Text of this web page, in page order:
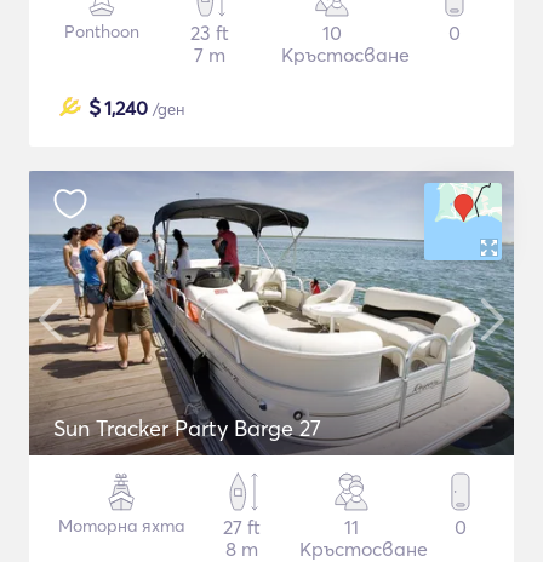
Ponthoon
23 ft
7 m
10
Кръстосване
0
$1,240 /ден
Sun Tracker Party Barge 27
Моторна яхта
27 ft
8 m
11
Кръстосване
0